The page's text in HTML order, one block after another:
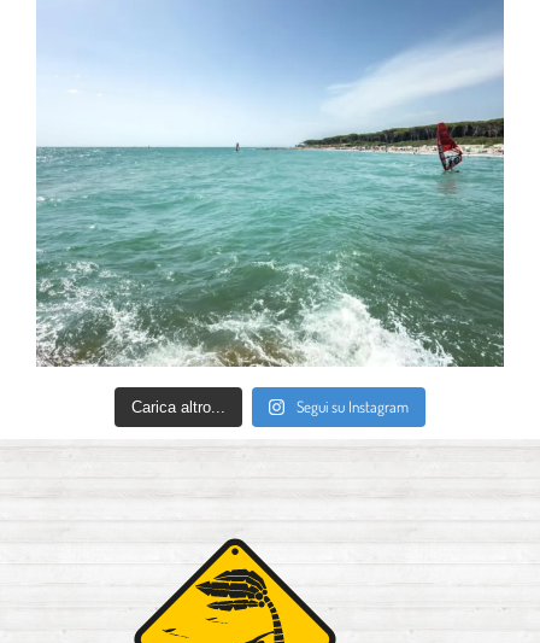
Carica altro... Segui su Instagram